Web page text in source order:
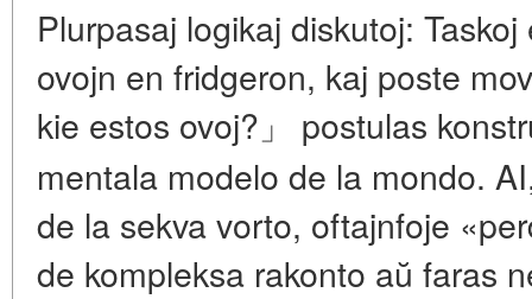
Plurpasaj logikaj diskutoj:
ovojn en fridgeron, kaj poste
kie estos ovoj?」 postulas
mentala modelo de la mondo.
de la sekva vorto, oftajnfoje
de kompleksa rakonto aŭ faras